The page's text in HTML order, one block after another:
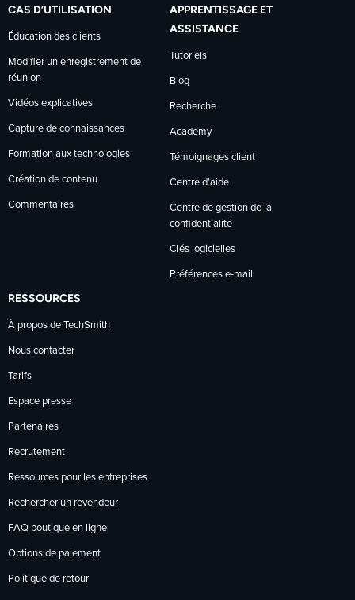
CAS D’UTILISATION
Éducation des clients
Modifier un enregistrement de
réunion
Vidéos explicatives
Capture de connaissances
Formation aux technologies
Création de contenu
Commentaires
APPRENTISSAGE ET
ASSISTANCE
Tutoriels
Blog
Recherche
Academy
Témoignages client
Centre d’aide
Centre de gestion de la
confidentialité
Clés logicielles
Préférences e-mail
RESSOURCES
À propos de TechSmith
Nous contacter
Tarifs
Espace presse
Partenaires
Recrutement
Ressources pour les entreprises
Rechercher un revendeur
FAQ boutique en ligne
Options de paiement
Politique de retour